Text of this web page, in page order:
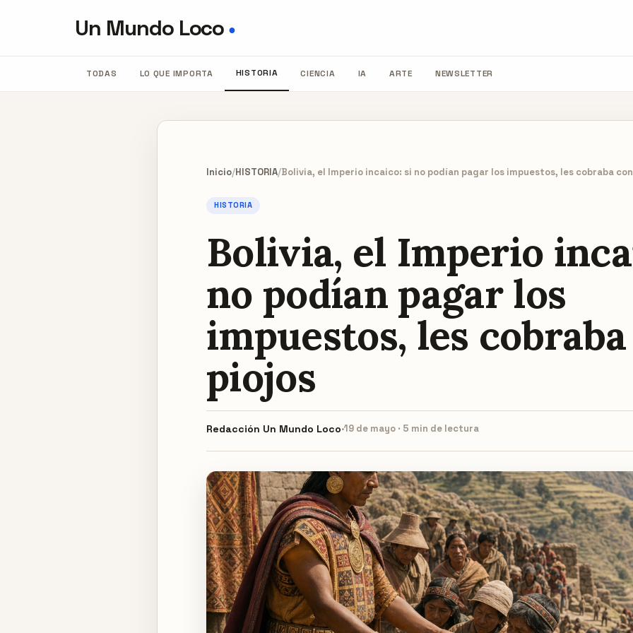
Un Mundo Loco ●
TODAS LO QUE IMPORTA HISTORIA CIENCIA IA ARTE NEWSLETTER
Inicio/HISTORIA/Bolivia, el Imperio incaico: si no podían pagar los impuestos, les cobraba
HISTORIA
Bolivia, el Imperio
no podían pagar los
impuestos, les
piojos
Redacción Un Mundo Loco·19 de mayo · 5 min de lectura